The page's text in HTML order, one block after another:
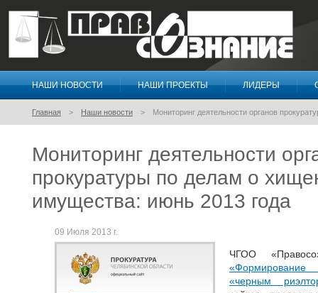
Правосознание
НАШИ НОВОСТИ НАШИ ПРОЕКТЫ ЛИДЕРЫ
Главная Наши новости Мониторинг деятельности органов
Мониторинг деятельности
прокуратуры по делам о
имущества: июнь 2013 года
09 Июля 2013 г.
ЧГОО
«Формирование
«черным